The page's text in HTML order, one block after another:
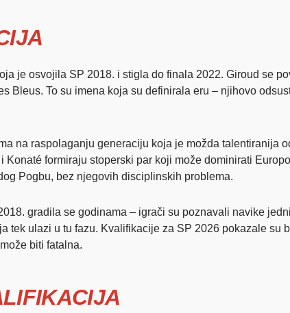
je osvojila SP 2018. i stigla do finala 2022. Giroud se
Bleus. To su imena koja su definirala eru – njihovo
na raspolaganju generaciju koja je možda talentiranija
formiraju stoperski par koji može dominirati
Pogbu, bez njegovih disciplinskih problema.
gradila se godinama – igrači su poznavali navike
tek ulazi u tu fazu. Kvalifikacije za SP 2026 pokazale su
biti fatalna.